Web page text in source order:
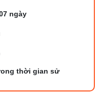
ngày
thời gian sử
cắt vải ngành may